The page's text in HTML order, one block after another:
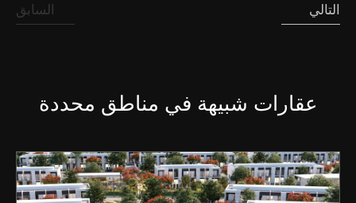
السابق التالي
عقارات شبيهة في مناطق محددة